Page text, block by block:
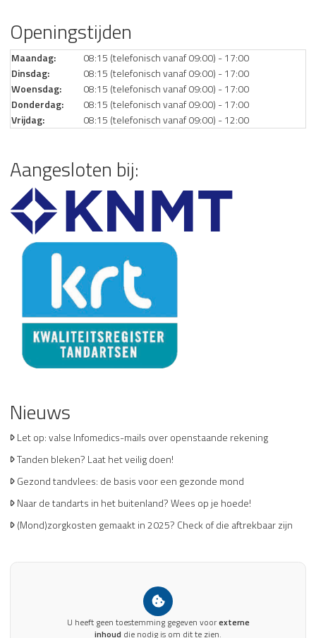
Openingstijden
Maandag:
08:15 (telefonisch vanaf 09:00) - 17:00
Dinsdag:
08:15 (telefonisch vanaf 09:00) - 17:00
Woensdag:
08:15 (telefonisch vanaf 09:00) - 17:00
Donderdag:
08:15 (telefonisch vanaf 09:00) - 17:00
Vrijdag:
08:15 (telefonisch vanaf 09:00) - 12:00
Aangesloten bij:
Nieuws
Let op: valse Infomedics-mails over openstaande rekening
Tanden bleken? Laat het veilig doen!
Gezond tandvlees: de basis voor een gezonde mond
Naar de tandarts in het buitenland? Wees op je hoede!
(Mond)zorgkosten gemaakt in 2025? Check of die aftrekbaar zijn
U heeft geen toestemming gegeven voorexterne
inhoud die nodig is om dit te zien.